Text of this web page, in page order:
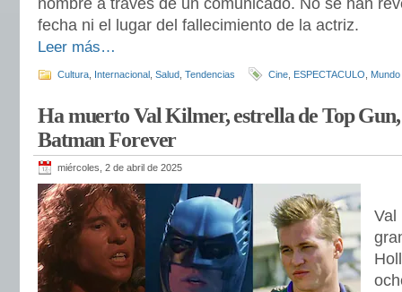
nombre a través de un comunicado. No se han
fecha ni el lugar del fallecimiento de la actriz.
Leer más…
Cultura Internacional Salud Tendencias Cine ESPECTACULO Mundo
Ha muerto Val Kilmer, estrella de Top
Batman Forever
miércoles, 2 de abril de 2025
Val